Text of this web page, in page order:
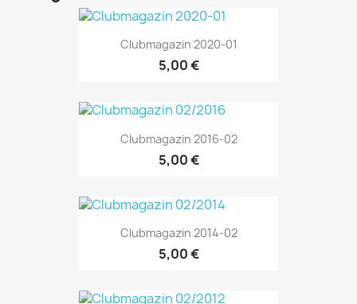
Clubmagazin 2020-01
5,00 €
Clubmagazin 2016-02
5,00 €
Clubmagazin 2014-02
5,00 €